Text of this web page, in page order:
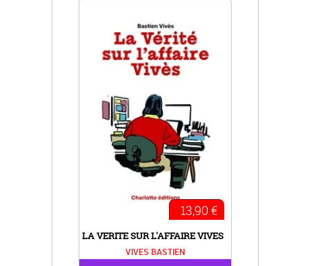
LA VERITE SUR L'AFFAIRE VIVES
VIVES BASTIEN
13,90 €